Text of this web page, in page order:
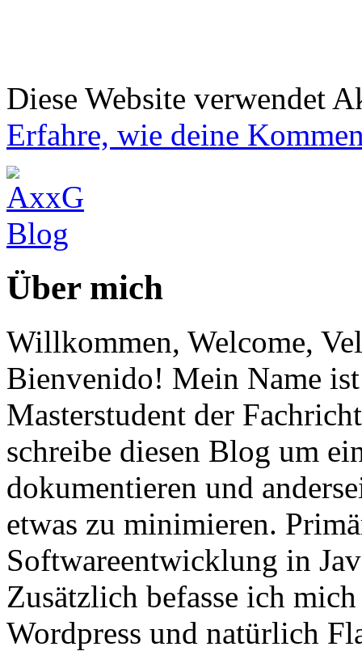
Diese Website verwendet
Erfahre, wie deine
Über mich
Willkommen, Welcome,
Bienvenido! Mein Name
Masterstudent der
schreibe diesen Blog um
dokumentieren und
etwas zu minimieren.
Softwareentwicklung in
Zusätzlich befasse ich
Wordpress und natürlich